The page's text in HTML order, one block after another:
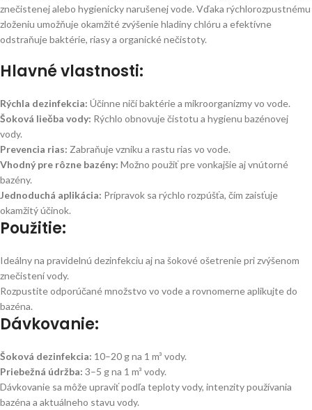
znečistenej alebo hygienicky narušenej vode. Vďaka rýchlorozpustnému
zloženiu umožňuje okamžité zvýšenie hladiny chlóru a efektívne
odstraňuje baktérie, riasy a organické nečistoty.
Hlavné vlastnosti:
Rýchla dezinfekcia: Účinne ničí baktérie a mikroorganizmy vo vode.
Šoková liečba vody: Rýchlo obnovuje čistotu a hygienu bazénovej
vody.
Prevencia rias: Zabraňuje vzniku a rastu rias vo vode.
Vhodný pre rôzne bazény: Možno použiť pre vonkajšie aj vnútorné
bazény.
Jednoduchá aplikácia: Prípravok sa rýchlo rozpúšťa, čím zaisťuje
okamžitý účinok.
Použitie:
Ideálny na pravidelnú dezinfekciu aj na šokové ošetrenie pri zvýšenom
znečistení vody.
Rozpustite odporúčané množstvo vo vode a rovnomerne aplikujte do
bazéna.
Dávkovanie:
Šoková dezinfekcia: 10–20 g na 1 m³ vody.
Priebežná údržba: 3–5 g na 1 m³ vody.
Dávkovanie sa môže upraviť podľa teploty vody, intenzity používania
bazéna a aktuálneho stavu vody.